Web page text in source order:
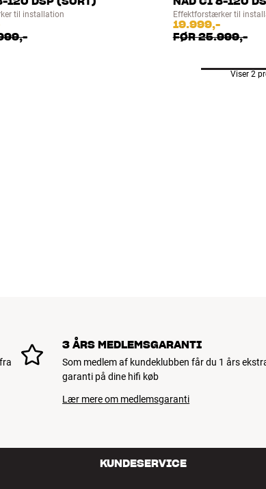
til installation Effektforstærker til
19.999,-
FØR25.999,-
Viser 2
3 ÅRS MEDLEMSGARANTI
Som medlem af kundeklubben får du 1 års
garanti på dine hifi køb
Lær mere om medlemsgaranti
KUNDESERVICE